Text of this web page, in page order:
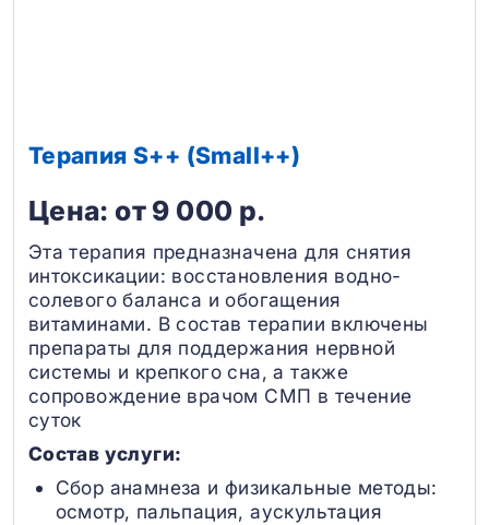
Терапия S++ (Small++)
Цена: от 9 000 р.
Эта терапия предназначена для снятия
интоксикации: восстановления водно-
солевого баланса и обогащения
витаминами. В состав терапии включены
препараты для поддержания нервной
системы и крепкого сна, а также
сопровождение врачом СМП в течение
суток
Состав услуги:
Сбор анамнеза и физикальные методы:
осмотр, пальпация, аускультация